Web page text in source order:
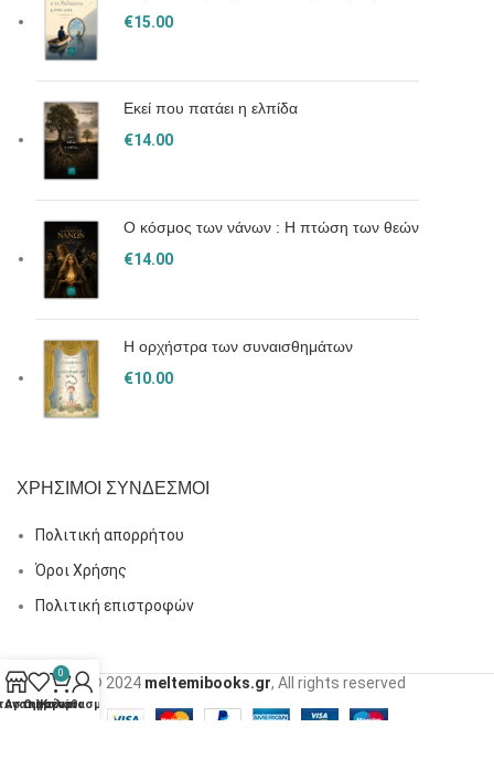
€15.00
Εκεί που πατάει η ελπίδα
€14.00
Ο κόσμος των νάνων : Η πτώση των θεών
€14.00
Η ορχήστρα των συναισθημάτων
€10.00
ΧΡΗΣΙΜΟΙ ΣΥΝΔΕΣΜΟΙ
Πολιτική απορρήτου
Όροι Χρήσης
Πολιτική επιστροφών
© 2024 meltemibooks.gr, All rights reserved
Αγαπημένα
0
Καλάθι
Ο λογαριασμός μου